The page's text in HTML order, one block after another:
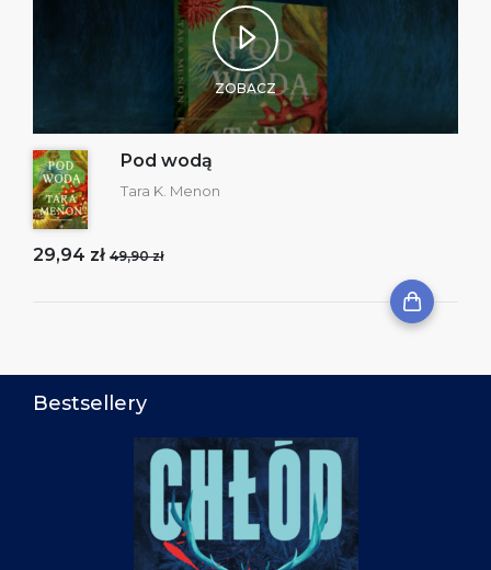
ZOBACZ
Pod wodą
Tara K. Menon
29,94 zł 49,90 zł
Bestsellery